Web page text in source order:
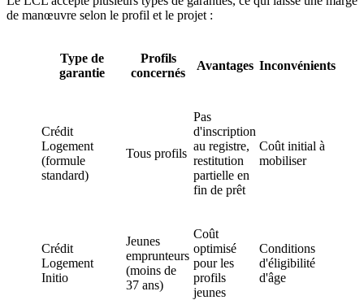
de manœuvre selon le profil et le projet :
Type de
garantie
Profils
concernés
Avantages Inconvénients
Crédit
Logement
(formule
standard)
Tous profils
Pas
d'inscription
au registre,
restitution
partielle en
fin de prêt
Coût initial à
mobiliser
Crédit
Logement
Initio
Jeunes
emprunteurs
(moins de
37 ans)
Coût
optimisé
pour les
profils
jeunes
Conditions
d'éligibilité
d'âge